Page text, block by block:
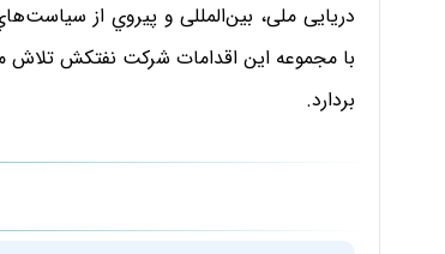
دریایی ملی، بین‌المللی و پيروي از
با مجموعه این اقدامات شرکت نفتکش تلاش
بردارد.